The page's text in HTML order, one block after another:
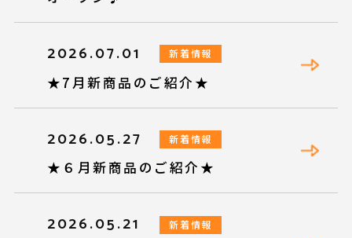
2026.07.01 新着情報
★7月新商品のご紹介★
2026.05.27 新着情報
★６月新商品のご紹介★
2026.05.21 新着情報